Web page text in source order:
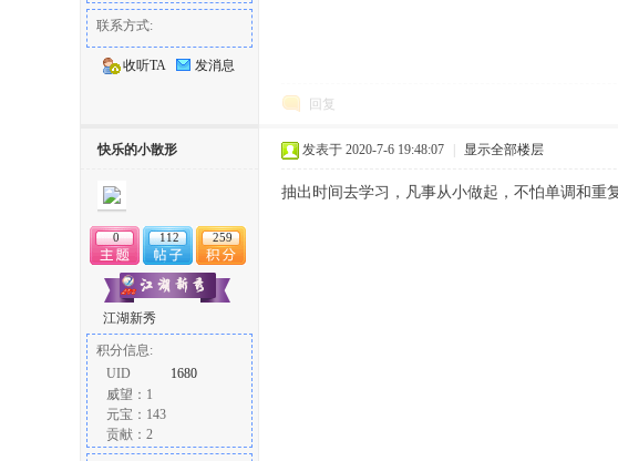
联系方式:
收听TA 发消息
回复
快乐的小散形
0 112 259
江湖新秀
积分信息:
UID
1680
威望：1
元宝：143
贡献：2
发表于 2020-7-6 19:48:07 显示全部楼层
抽出时间去学习，凡事从小做起，不怕单调和重